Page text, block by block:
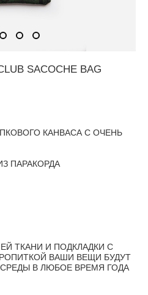
SACOCHE BAG
КАНВАСА С ОЧЕНЬ
ПАРАКОРДА
ТКАНИ И ПОДКЛАДКИ С
ВАШИ ВЕЩИ БУДУТ
В ЛЮБОЕ ВРЕМЯ ГОДА